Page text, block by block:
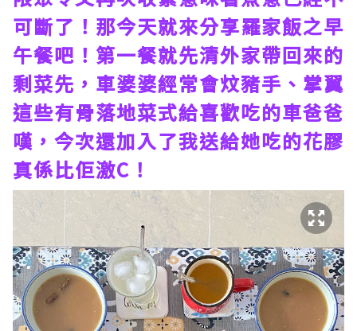
可斷了！那今天就來分享羅家飯之早
午餐吧！第一餐就先清外家帶回來的
剩菜先，車婆婆經常會炆豬手、掌翼
這些有骨落地菜式給喜歡吃的車爸爸
嘆，今次還加入了我送給她吃的花膠
真係比佢激C！